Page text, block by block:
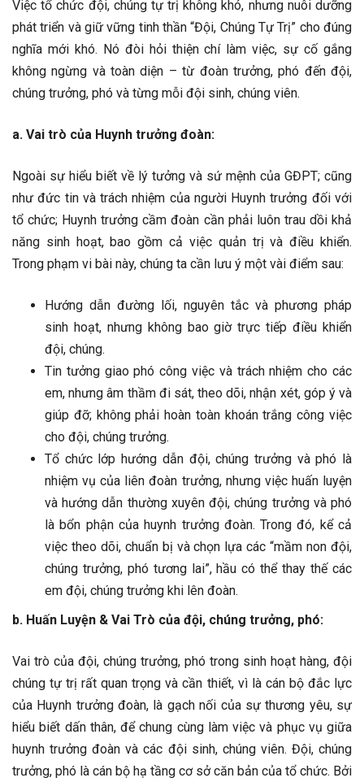
Việc tổ chức đội, chúng tự trị không khó, nhưng nuôi dưỡng
phát triển và giữ vững tinh thần “Đội, Chúng Tự Trị” cho đúng
nghĩa mới khó. Nó đòi hỏi thiện chí làm việc, sự cố gắng
không ngừng và toàn diện – từ đoàn trưởng, phó đến đội,
chúng trưởng, phó và từng mỗi đội sinh, chúng viên.
a. Vai trò của Huynh trưởng đoàn:
Ngoài sự hiểu biết về lý tưởng và sứ mệnh của GĐPT; cũng
như đức tin và trách nhiệm của người Huynh trưởng đối với
tổ chức; Huynh trưởng cầm đoàn cần phải luôn trau dồi khả
năng sinh hoạt, bao gồm cả việc quản trị và điều khiển.
Trong phạm vi bài này, chúng ta cần lưu ý một vài điểm sau:
Hướng dẫn đường lối, nguyên tắc và phương pháp
sinh hoạt, nhưng không bao giờ trực tiếp điều khiển
đội, chúng.
Tin tưởng giao phó công việc và trách nhiệm cho các
em, nhưng âm thầm đi sát, theo dõi, nhận xét, góp ý và
giúp đỡ; không phải hoàn toàn khoán trắng công việc
cho đội, chúng trưởng.
Tổ chức lớp hướng dẫn đội, chúng trưởng và phó là
nhiệm vụ của liên đoàn trưởng, nhưng việc huấn luyện
và hướng dẫn thường xuyên đội, chúng trưởng và phó
là bổn phận của huynh trưởng đoàn. Trong đó, kể cả
việc theo dõi, chuẩn bị và chọn lựa các “mầm non đội,
chúng trưởng, phó tương lai”, hầu có thể thay thế các
em đội, chúng trưởng khi lên đoàn.
b. Huấn Luyện & Vai Trò của đội, chúng trưởng, phó:
Vai trò của đội, chúng trưởng, phó trong sinh hoạt hàng, đội
chúng tự trị rất quan trọng và cần thiết, vì là cán bộ đắc lực
của Huynh trưởng đoàn, là gạch nối của sự thương yêu, sự
hiểu biết dấn thân, để chung cùng làm việc và phục vụ giữa
huynh trưởng đoàn và các đội sinh, chúng viên. Đội, chúng
trưởng, phó là cán bộ hạ tầng cơ sở căn bản của tổ chức. Bởi